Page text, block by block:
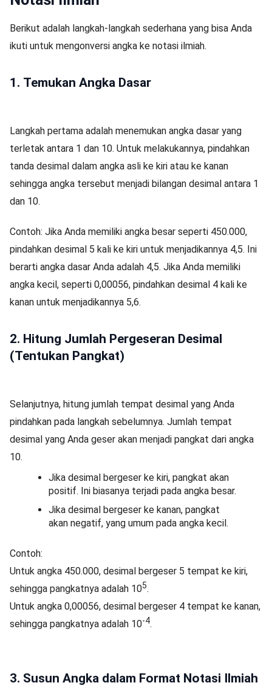
Berikut adalah langkah-langkah sederhana yang bisa Anda
ikuti untuk mengonversi angka ke notasi ilmiah.
1. Temukan Angka Dasar
Langkah pertama adalah menemukan angka dasar yang
terletak antara 1 dan 10. Untuk melakukannya, pindahkan
tanda desimal dalam angka asli ke kiri atau ke kanan
sehingga angka tersebut menjadi bilangan desimal antara 1
dan 10.
Contoh: Jika Anda memiliki angka besar seperti 450.000,
pindahkan desimal 5 kali ke kiri untuk menjadikannya 4,5. Ini
berarti angka dasar Anda adalah 4,5. Jika Anda memiliki
angka kecil, seperti 0,00056, pindahkan desimal 4 kali ke
kanan untuk menjadikannya 5,6.
2. Hitung Jumlah Pergeseran Desimal
(Tentukan Pangkat)
Selanjutnya, hitung jumlah tempat desimal yang Anda
pindahkan pada langkah sebelumnya. Jumlah tempat
desimal yang Anda geser akan menjadi pangkat dari angka
10.
Jika desimal bergeser ke kiri, pangkat akan
positif. Ini biasanya terjadi pada angka besar.
Jika desimal bergeser ke kanan, pangkat
akan negatif, yang umum pada angka kecil.
Contoh:
Untuk angka 450.000, desimal bergeser 5 tempat ke kiri,
sehingga pangkatnya adalah 105.
Untuk angka 0,00056, desimal bergeser 4 tempat ke kanan,
sehingga pangkatnya adalah 10-4.
3. Susun Angka dalam Format Notasi Ilmiah